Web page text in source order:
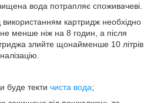
вода потрапляє споживачеві.
картридж необхідно
менше ніж на 8 годин, а після
злийте щонайменше 10 літрів
буде текти чиста вода;